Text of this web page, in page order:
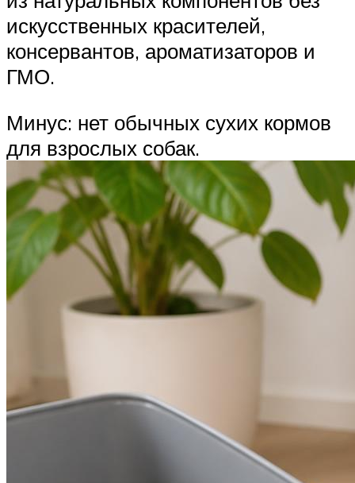
искусственных красителей,
консервантов, ароматизаторов и
ГМО.
Минус: нет обычных сухих кормов
для взрослых собак.